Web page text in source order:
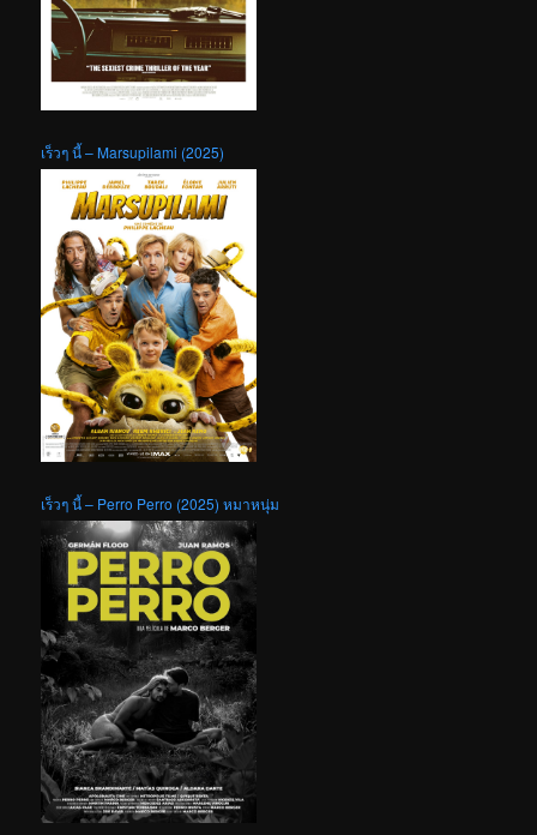
เร็วๆ นี้ – Marsupilami (2025)
เร็วๆ นี้ – Perro Perro (2025) หมาหนุ่ม